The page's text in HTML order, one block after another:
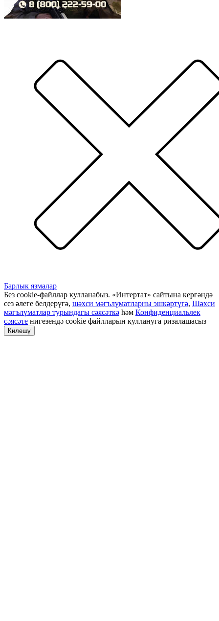
Барлык язмалар
Без cookie-файллар кулланабыз. «Интертат» сайтына кергәндә
сез әлеге белдерүгә, шәхси мәгълүматларны эшкәртүгә, Шәхси
мәгълүматлар турындагы сәясәткә һәм Конфиденциальлек
сәясәте нигезендә cookie файлларын куллануга ризалашасыз
Килешү